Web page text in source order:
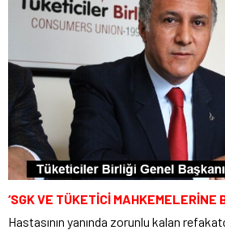
‘SGK VE TÜKETİCİ MAHKEMELERİNE
Hastasının yanında zorunlu kalan